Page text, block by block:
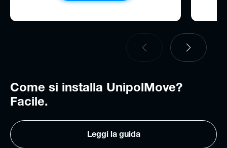
Come si installa UnipolMove?
Facile.
Leggi la guida